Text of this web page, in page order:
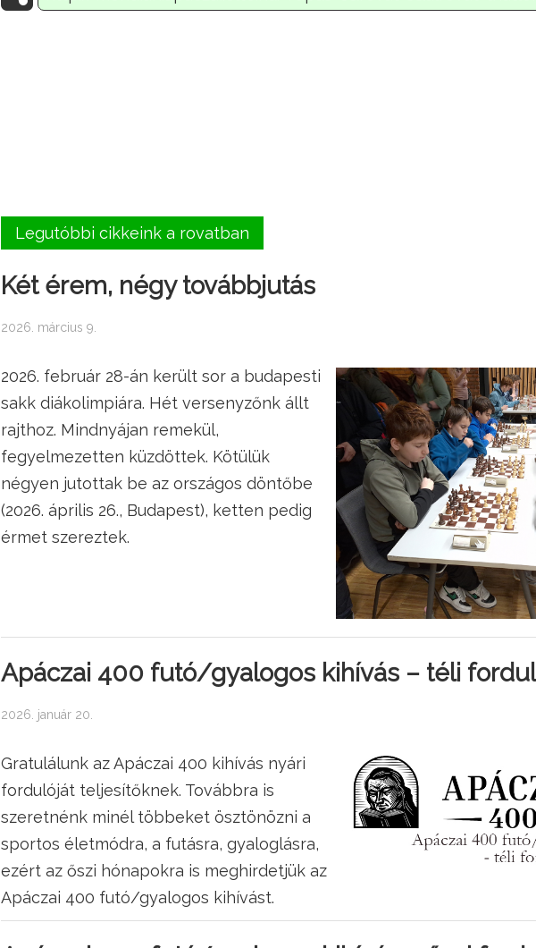
Legutóbbi cikkeink a rovatban
Két érem, négy továbbjutás
2026. március 9.
2026. február 28-án került sor a budapesti
sakk diákolimpiára. Hét versenyzőnk állt
rajthoz. Mindnyájan remekül,
fegyelmezetten küzdöttek. Kötülük
négyen jutottak be az országos döntőbe
(2026. április 26., Budapest), ketten pedig
érmet szereztek.
Apáczai 400 futó/gyalogos kihívás – téli
2026. január 20.
Gratulálunk az Apáczai 400 kihívás nyári
fordulóját teljesítőknek. Továbbra is
szeretnénk minél többeket ösztönözni a
sportos életmódra, a futásra, gyaloglásra,
ezért az őszi hónapokra is meghirdetjük az
Apáczai 400 futó/gyalogos kihívást.